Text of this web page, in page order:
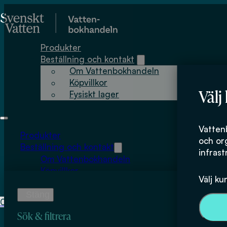
och
Välj
Produkter
Beställning och kontakt
Om Vattenbokhandeln
Köpvillkor
Fysiskt lager
Produkter
Beställning och kontakt
Om Vattenbokhandeln
Köpvillkor
0
kr
Inga produkter i varukorgen.
Lillemor
Sök & filtrera